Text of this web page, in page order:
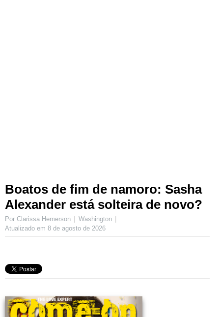
Boatos de fim de namoro: Sasha
Alexander está solteira de novo?
Por Clarissa Hemerson
Washington
Atualizado em 8 de agosto de 2026